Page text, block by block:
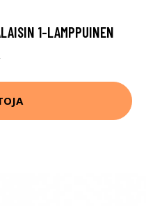
1-LAMPPUINEN